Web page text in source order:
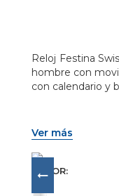
Reloj Festina
hombre con
con calendario y
Ver más
COLOR